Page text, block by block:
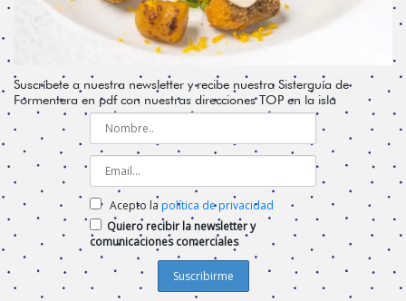
Suscríbete a nuestra newsletter y recibe nuestra Sisterguía de
Formentera en pdf con nuestras direcciones TOP en la isla
Acepto la política de privacidad
Quiero recibir la newsletter y
comunicaciones comerciales